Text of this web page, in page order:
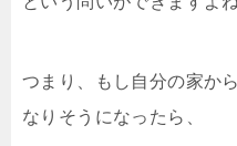
つまり、もし自分の家か
なりそうになったら、